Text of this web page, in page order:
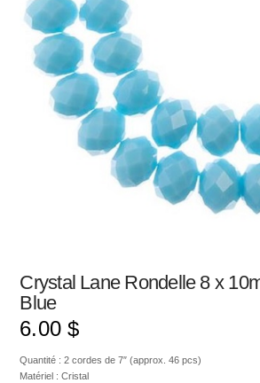
Crystal Lane Rondelle 8 x
Blue
6.00 $
Quantité : 2 cordes de 7″ (approx. 46 pcs)
Matériel : Cristal